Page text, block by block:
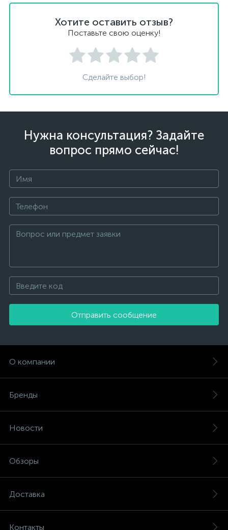
Хотите оставить отзыв?
Поставьте свою оценку!
Сделайте выбор!
Нужна консультация? Задайте
вопрос прямо сейчас!
Отправить сообщение
О компании
Бренды
Новости
Обзоры
Доставка
Контакты